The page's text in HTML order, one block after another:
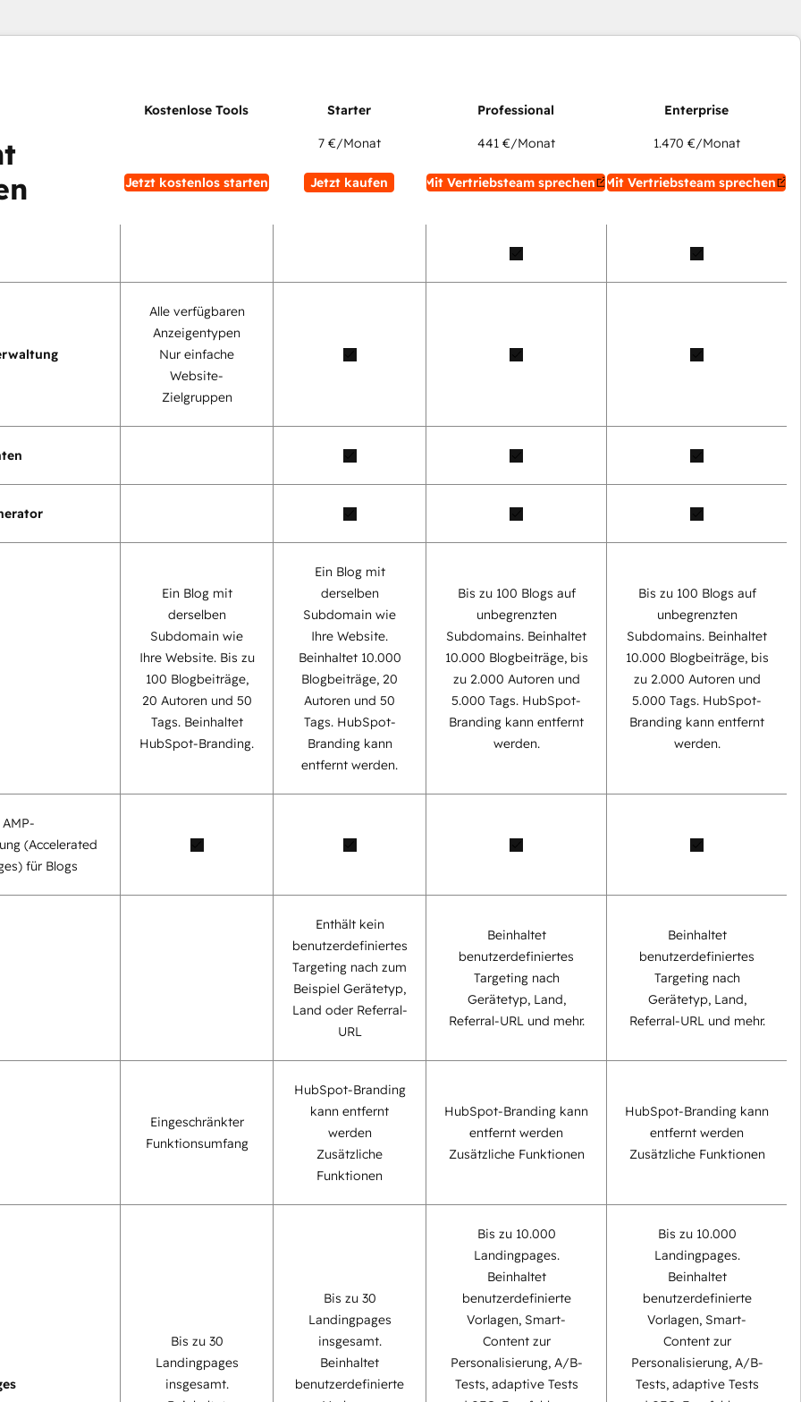
Jetzt kostenlos starten
7 €/Monat
Jetzt kaufen
441 €/Monat
Mit Vertriebsteam sprechen
1.470 €/Monat
Mit Vertriebsteam sprechen
Alle verfügbaren
Anzeigentypen
Nur einfache
Website-
Zielgruppen
Ein Blog mit
derselben
Subdomain wie
Ihre Website. Bis zu
100 Blogbeiträge,
20 Autoren und 50
Tags. Beinhaltet
HubSpot-Branding.
Ein Blog mit
derselben
Subdomain wie
Ihre Website.
Beinhaltet 10.000
Blogbeiträge, 20
Autoren und 50
Tags. HubSpot-
Branding kann
entfernt werden.
Bis zu 100 Blogs auf
unbegrenzten
Subdomains. Beinhaltet
10.000 Blogbeiträge, bis
zu 2.000 Autoren und
5.000 Tags. HubSpot-
Branding kann entfernt
werden.
Bis zu 100 Blogs auf
unbegrenzten
Subdomains. Beinhaltet
10.000 Blogbeiträge, bis
zu 2.000 Autoren und
5.000 Tags. HubSpot-
Branding kann entfernt
werden.
(Accelerated
für Blogs
Enthält kein
benutzerdefiniertes
Targeting nach zum
Beispiel Gerätetyp,
Land oder Referral-
URL
Beinhaltet
benutzerdefiniertes
Targeting nach
Gerätetyp, Land,
Referral-URL und mehr.
Beinhaltet
benutzerdefiniertes
Targeting nach
Gerätetyp, Land,
Referral-URL und mehr.
Eingeschränkter
Funktionsumfang
HubSpot-Branding
kann entfernt
werden
Zusätzliche
Funktionen
HubSpot-Branding kann
entfernt werden
Zusätzliche Funktionen
HubSpot-Branding kann
entfernt werden
Zusätzliche Funktionen
Bis zu 30
Landingpages
insgesamt.
Bis zu 30
Landingpages
insgesamt.
Beinhaltet
benutzerdefinierte
Bis zu 10.000
Landingpages.
Beinhaltet
benutzerdefinierte
Vorlagen, Smart-
Content zur
Personalisierung, A/B-
Tests, adaptive Tests
Bis zu 10.000
Landingpages.
Beinhaltet
benutzerdefinierte
Vorlagen, Smart-
Content zur
Personalisierung, A/B-
Tests, adaptive Tests